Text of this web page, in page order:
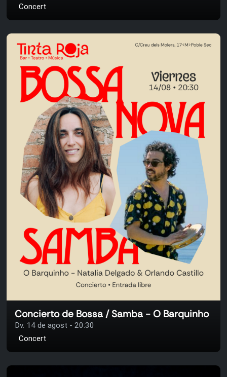
Concert
Concierto de Bossa / Samba - O Barquinho
Dv. 14 de agost - 20:30
Concert